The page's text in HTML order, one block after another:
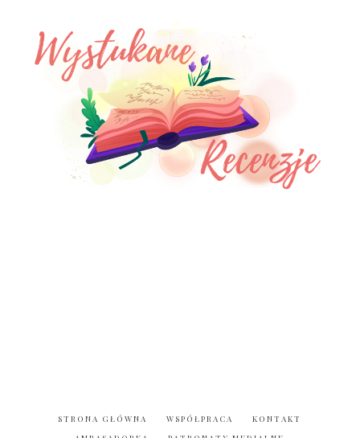
STRONA GŁÓWNA WSPÓŁPRACA
KONTAKT